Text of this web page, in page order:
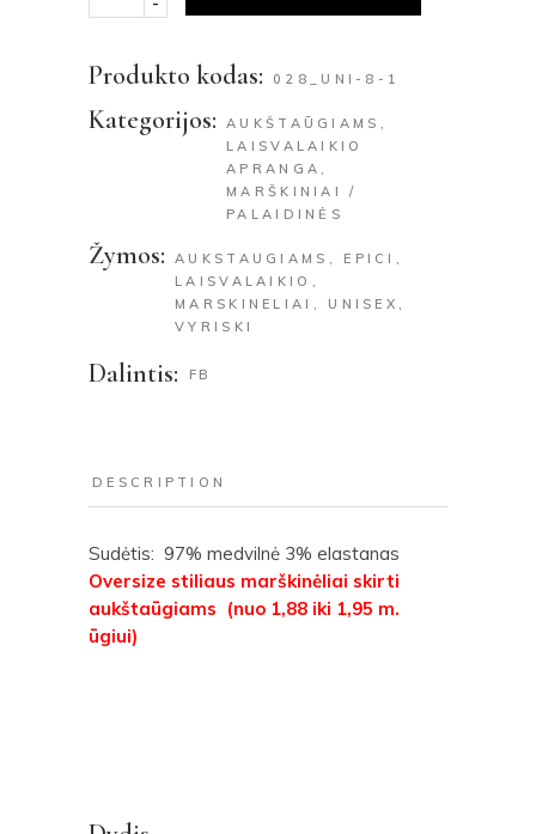
Produkto kodas: 028_UNI-8-1
Kategorijos: AUKŠTAŪGIAMS ,
LAISVALAIKIO
APRANGA ,
MARŠKINIAI /
PALAIDINĖS
Žymos: AUKSTAUGIAMS , EPICI ,
LAISVALAIKIO ,
MARSKINELIAI , UNISEX ,
VYRISKI
Dalintis: FB
DESCRIPTION
Sudėtis: 97% medvilnė 3% elastanas
Oversize stiliaus marškinėliai skirti
aukštaūgiams (nuo 1,88 iki 1,95 m.
ūgiui)